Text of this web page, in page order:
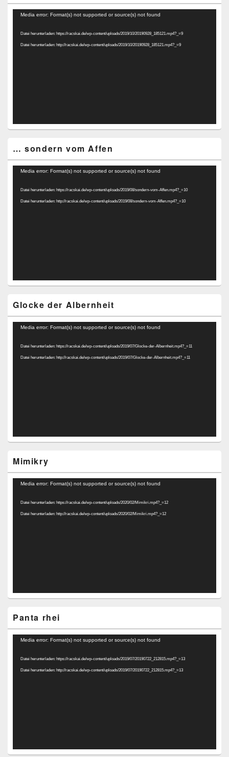
Video-
Media error: Format(s) not supported or source(s) not found
Datei herunterladen: https://racskai.de/wp-content/uploads/2019/10/20190928_185121.mp4?_=9
Datei herunterladen: http://racskai.de/wp-content/uploads/2019/10/20190928_185121.mp4?_=9
… sondern vom Affen
Video-
Media error: Format(s) not supported or source(s) not found
Datei herunterladen: https://racskai.de/wp-content/uploads/2019/08/sondern-vom-Affen.mp4?_=10
Datei herunterladen: http://racskai.de/wp-content/uploads/2019/08/sondern-vom-Affen.mp4?_=10
Glocke der Albernheit
Video-
Media error: Format(s) not supported or source(s) not found
Datei herunterladen: https://racskai.de/wp-content/uploads/2019/07/Glocke-der-Albernheit.mp4?_=11
Datei herunterladen: http://racskai.de/wp-content/uploads/2019/07/Glocke-der-Albernheit.mp4?_=11
Mimikry
Video-
Media error: Format(s) not supported or source(s) not found
Datei herunterladen: https://racskai.de/wp-content/uploads/2020/02/Mimikri.mp4?_=12
Datei herunterladen: http://racskai.de/wp-content/uploads/2020/02/Mimikri.mp4?_=12
Panta rhei
Video-
Media error: Format(s) not supported or source(s) not found
Datei herunterladen: https://racskai.de/wp-content/uploads/2019/07/20190722_212815.mp4?_=13
Datei herunterladen: http://racskai.de/wp-content/uploads/2019/07/20190722_212815.mp4?_=13